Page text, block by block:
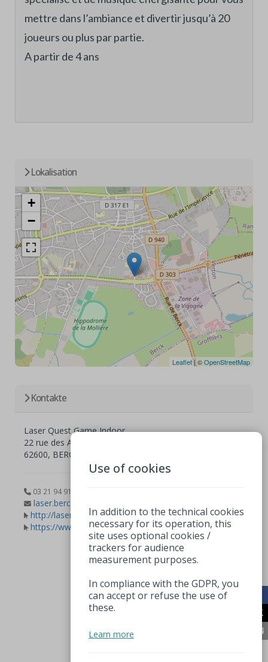
mettre dans l’ambiance et divertir jusqu’à 20
joueurs ou plus par partie.
A partir de 4 ans
Lokalisation
+
−
Leaflet| ©OpenStreetMap
Kontakte
Laser Quest Game Indoor
22 rue des Argousiers ZI la Vigogne
62600, BERCK
03 21 94 91 30
laser.berck@orange.fr
http://laserquest.fr
https://www.facebook.com/laserberck
Use of cookies
In addition to the technical cookies
necessary for its operation, this
site uses optional cookies /
trackers for audience
measurement purposes.
In compliance with the GDPR, you
can accept or refuse the use of
these.
Learn more